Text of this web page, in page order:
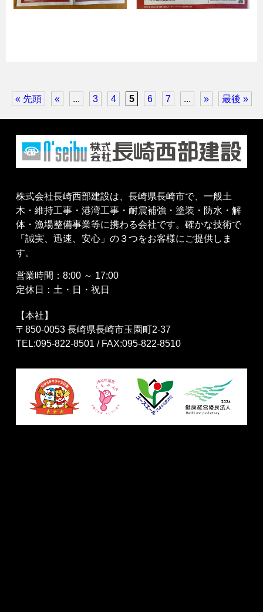
« 先頭 « ... 3 4 5 6 7 ... » 最後 »
株式会社長崎西部建設は、長崎県長崎市で、一般土
木・維持工事・港湾工事・耐震補強・塗装・防水・解
体・漁場整備事業等に携わる会社です。確かな技術で
「誠実、迅速、安心」の３つをお客様にご提供しま
す。
営業時間：8:00 ～ 17:00
定休日：土・日・祝日
【本社】
〒850-0053 長崎県長崎市玉園町2-37
TEL:095-822-8501 / FAX:095-822-8510